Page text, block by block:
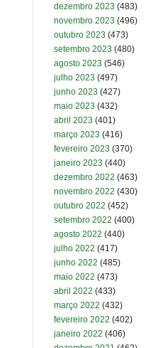
dezembro 2023 (483)
novembro 2023 (496)
outubro 2023 (473)
setembro 2023 (480)
agosto 2023 (546)
julho 2023 (497)
junho 2023 (427)
maio 2023 (432)
abril 2023 (401)
março 2023 (416)
fevereiro 2023 (370)
janeiro 2023 (440)
dezembro 2022 (463)
novembro 2022 (430)
outubro 2022 (452)
setembro 2022 (400)
agosto 2022 (440)
julho 2022 (417)
junho 2022 (485)
maio 2022 (473)
abril 2022 (433)
março 2022 (432)
fevereiro 2022 (402)
janeiro 2022 (406)